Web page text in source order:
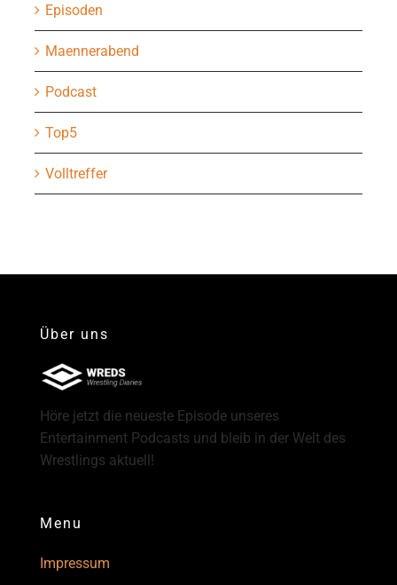
Episoden
Maennerabend
Podcast
Top5
Volltreffer
Über uns
Höre jetzt die neueste Episode unseres
Entertainment Podcasts und bleib in der Welt des
Wrestlings aktuell!
Menu
Impressum